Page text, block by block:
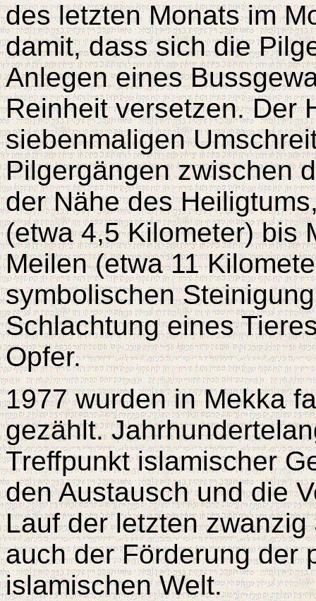
des letzten Monats im
damit, dass sich die
Anlegen eines
Reinheit versetzen. Der
siebenmaligen
Pilgergängen zwischen
der Nähe des
(etwa 4,5 Kilometer) bis
Meilen (etwa 11
symbolischen
Schlachtung eines
Opfer.
1977 wurden in Mekka
gezählt.
Treffpunkt islamischer
den Austausch und die
Lauf der letzten
auch der Förderung der
islamischen Welt.